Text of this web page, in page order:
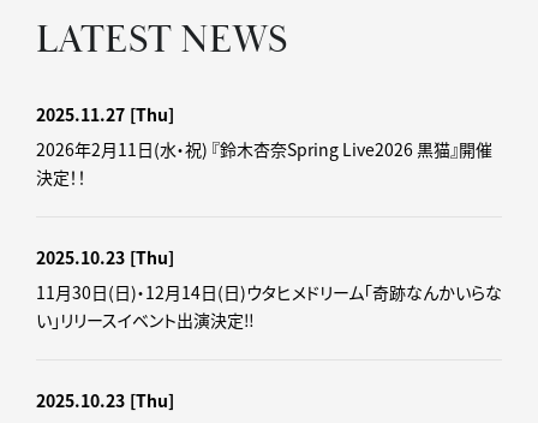
LATEST NEWS
2025.11.27 [Thu]
2026年2月11日(水・祝) 『鈴木杏奈Spring Live2026 黒猫』開催
決定！！
2025.10.23 [Thu]
11月30日(日)・12月14日(日)ウタヒメドリーム「奇跡なんかいらな
い」リリースイベント出演決定‼
2025.10.23 [Thu]